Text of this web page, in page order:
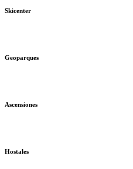
Skicenter
Geoparques
Ascensiones
Hostales